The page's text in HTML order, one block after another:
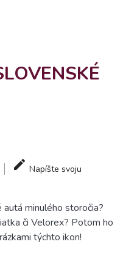
Napíšte svoju
minulého storočia?
či Velorex? Potom ho
týchto ikon!